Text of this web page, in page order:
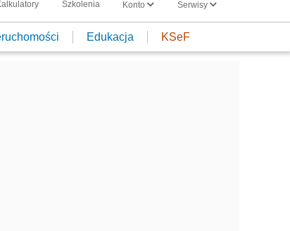
Szkolenia Konto Serwisy
Edukacja KSeF